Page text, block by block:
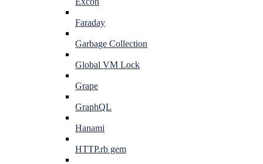
Faraday
Garbage Collection
Global VM Lock
Grape
GraphQL
Hanami
HTTP.rb gem